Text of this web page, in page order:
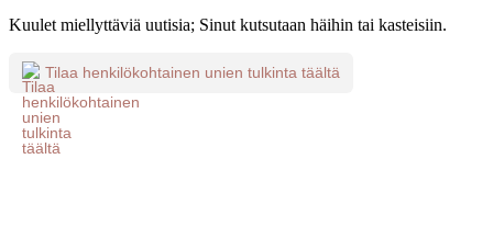
Kuulet miellyttäviä uutisia; Sinut kutsutaan häihin tai kasteisiin.
Tilaa henkilökohtainen unien tulkinta täältä